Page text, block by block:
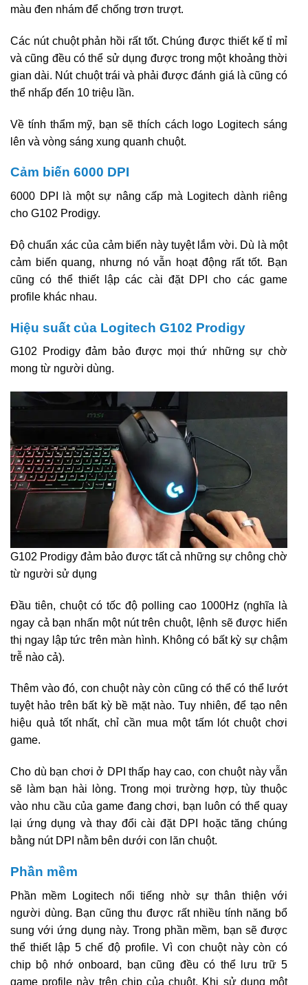
màu đen nhám để chống trơn trượt.
Các nút chuột phản hồi rất tốt. Chúng được thiết kế tỉ mỉ
và cũng đều có thể sử dụng được trong một khoảng thời
gian dài. Nút chuột trái và phải được đánh giá là cũng có
thể nhấp đến 10 triệu lần.
Về tính thẩm mỹ, bạn sẽ thích cách logo Logitech sáng
lên và vòng sáng xung quanh chuột.
Cảm biến 6000 DPI
6000 DPI là một sự nâng cấp mà Logitech dành riêng
cho G102 Prodigy.
Độ chuẩn xác của cảm biến này tuyệt lắm vời. Dù là một
cảm biến quang, nhưng nó vẫn hoạt động rất tốt. Bạn
cũng có thể thiết lập các cài đặt DPI cho các game
profile khác nhau.
Hiệu suất của Logitech G102 Prodigy
G102 Prodigy đảm bảo được mọi thứ những sự chờ
mong từ người dùng.
G102 Prodigy đảm bảo được tất cả những sự chông chờ
từ người sử dụng
Đầu tiên, chuột có tốc độ polling cao 1000Hz (nghĩa là
ngay cả bạn nhấn một nút trên chuột, lệnh sẽ được hiển
thị ngay lập tức trên màn hình. Không có bất kỳ sự chậm
trễ nào cả).
Thêm vào đó, con chuột này còn cũng có thể có thể lướt
tuyệt hảo trên bất kỳ bề mặt nào. Tuy nhiên, để tạo nên
hiệu quả tốt nhất, chỉ cần mua một tấm lót chuột chơi
game.
Cho dù bạn chơi ở DPI thấp hay cao, con chuột này vẫn
sẽ làm bạn hài lòng. Trong mọi trường hợp, tùy thuộc
vào nhu cầu của game đang chơi, bạn luôn có thể quay
lại ứng dụng và thay đổi cài đặt DPI hoặc tăng chúng
bằng nút DPI nằm bên dưới con lăn chuột.
Phần mềm
Phần mềm Logitech nổi tiếng nhờ sự thân thiện với
người dùng. Bạn cũng thu được rất nhiều tính năng bổ
sung với ứng dụng này. Trong phần mềm, bạn sẽ được
thể thiết lập 5 chế độ profile. Vì con chuột này còn có
chip bộ nhớ onboard, bạn cũng đều có thể lưu trữ 5
game profile này trên chip của chuột. Khi sử dụng một